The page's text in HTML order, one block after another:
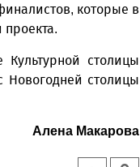
которые в
столицы
Новогодней столицы
Алена Макарова